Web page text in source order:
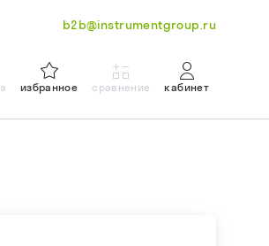
b2b@instrumentgroup.ru
избранное сравнение кабинет